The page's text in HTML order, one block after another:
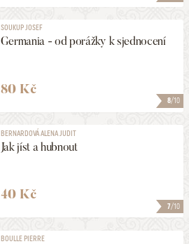
8/10
SOUKUP JOSEF
Germania - od porážky k sjednocení
80 Kč
7/10
BERNARDOVÁ ALENA JUDIT
Jak jíst a hubnout
40 Kč
BOULLE PIERRE